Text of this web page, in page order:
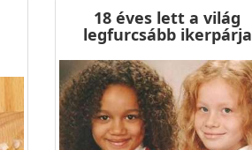
18 éves lett a világ
legfurcsább ikerpárja